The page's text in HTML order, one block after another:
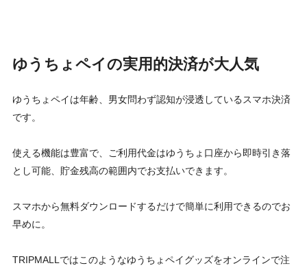
ゆうちょペイの実用的決済が大人気
ゆうちょペイは年齢、男女問わず認知が浸透しているスマホ決済
です。
使える機能は豊富で、ご利用代金はゆうちょ口座から即時引き落
とし可能、貯金残高の範囲内でお支払いできます。
スマホから無料ダウンロードするだけで簡単に利用できるのでお
早めに。
TRIPMALLではこのようなゆうちょペイグッズをオンラインで注